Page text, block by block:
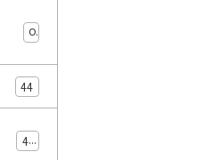
0
44
48